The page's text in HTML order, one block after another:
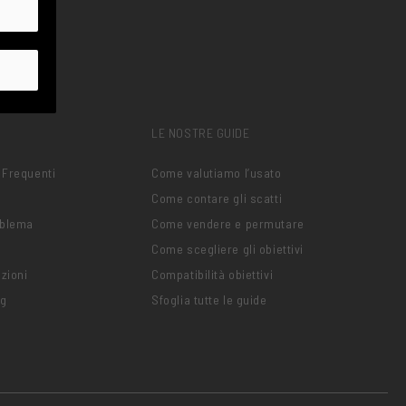
Frequenti
LE NOSTRE GUIDE
Come valutiamo l’usato
Come contare gli scatti
Come vendere e permutare
Come scegliere gli obiettivi
Compatibilità obiettivi
Sfoglia tutte le guide